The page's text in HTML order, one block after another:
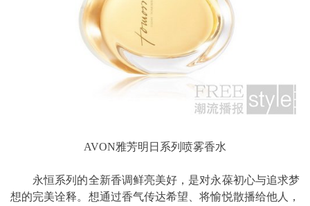
AVON雅芳明日系列喷雾香水
永恒系列的全新香调鲜亮美好，是对永葆初心与追求梦
想的完美诠释。想通过香气传达希望、将愉悦散播给他人，